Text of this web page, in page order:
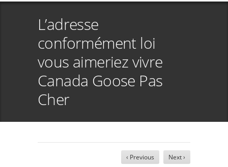
L’adresse
conformément loi
vous aimeriez vivre
Canada Goose Pas
Cher
‹ Previous Next ›